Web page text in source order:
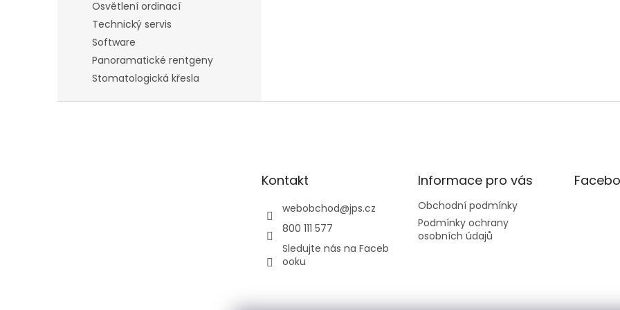
Osvětlení ordinací
Technický servis
Software
Panoramatické rentgeny
Stomatologická křesla
Kontakt
webobchod@jps.cz
800 111 577
Sledujte nás na Faceb
ooku
Informace pro vás
Obchodní podmínky
Podmínky ochrany
osobních údajů